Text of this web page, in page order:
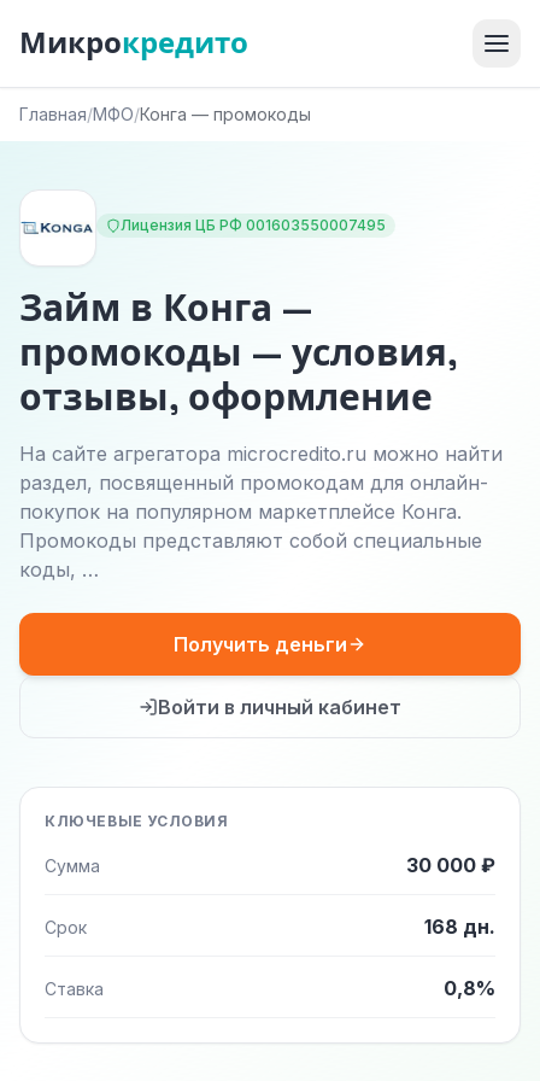
Микрокредито
Главная/МФО/Конга — промокоды
Лицензия ЦБ РФ 001603550007495
Займ в Конга —
промокоды — условия,
отзывы, оформление
На сайте агрегатора microcredito.ru можно найти
раздел, посвященный промокодам для онлайн-
покупок на популярном маркетплейсе Конга.
Промокоды представляют собой специальные
коды, …
Получить деньги
Войти в личный кабинет
КЛЮЧЕВЫЕ УСЛОВИЯ
Сумма 30 000 ₽
Срок 168 дн.
Ставка 0,8%